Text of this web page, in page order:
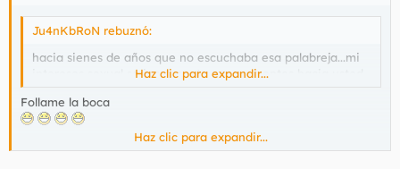
Ju4nKbRoN rebuznó:
hacia sienes de años que no escuchaba esa palabreja...mi
intereses sexual se incrementa por momentos hacia usted
Haz clic para expandir...
Follame la boca
Estoy bruta, pero es el vino que habla por mi. Ruego que me
Haz clic para expandir...